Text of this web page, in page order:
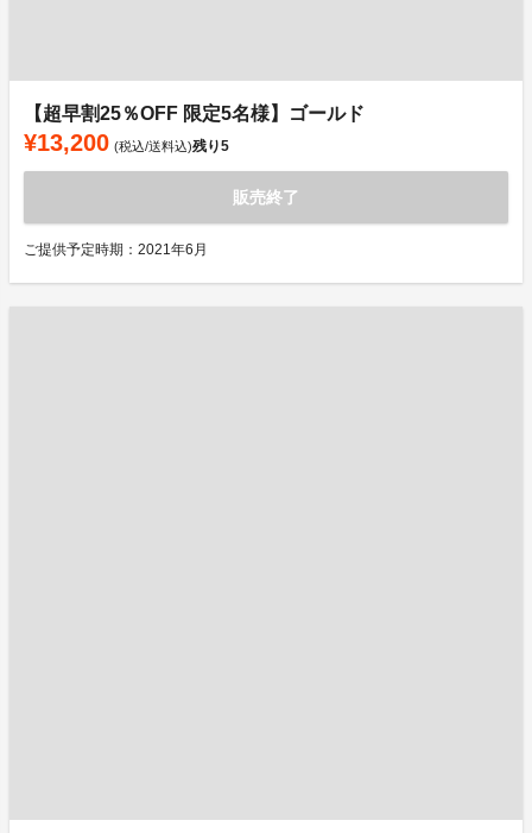
【超早割25％OFF 限定5名様】ゴールド
¥13,200 (税込/送料込)残り5
販売終了
ご提供予定時期：2021年6月